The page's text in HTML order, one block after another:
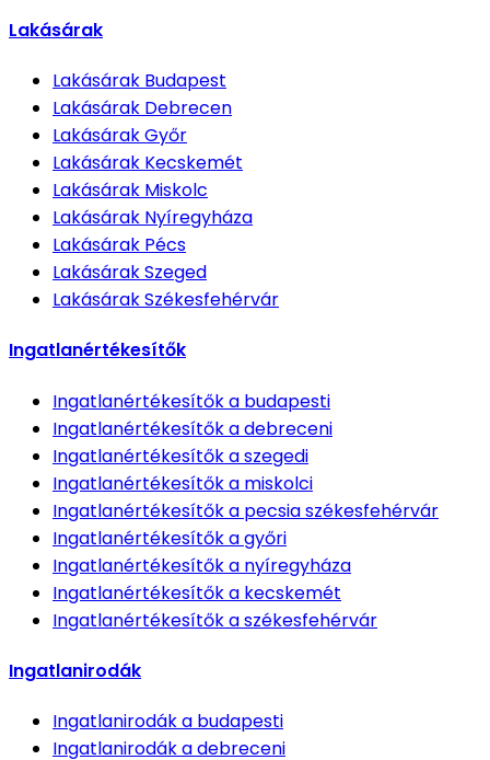
Lakásárak
Lakásárak Budapest
Lakásárak Debrecen
LakásárakGyőr
Lakásárak Kecskemét
Lakásárak Miskolc
Lakásárak Nyíregyháza
Lakásárak Pécs
LakásárakSzeged
LakásárakSzékesfehérvár
Ingatlanértékesítők
Ingatlanértékesítőka budapesti
Ingatlanértékesítőka debreceni
Ingatlanértékesítőka szegedi
Ingatlanértékesítőka miskolci
Ingatlanértékesítőka pecsia székesfehérvár
Ingatlanértékesítőka győri
Ingatlanértékesítőka nyíregyháza
Ingatlanértékesítőka kecskemét
Ingatlanértékesítőka székesfehérvár
Ingatlanirodák
Ingatlanirodáka budapesti
Ingatlanirodáka debreceni